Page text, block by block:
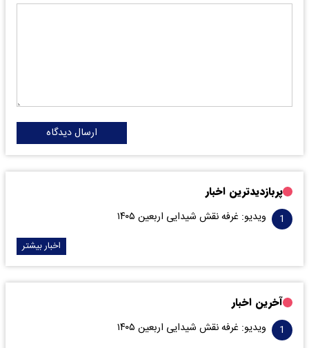
ارسال دیدگاه
پربازدیدترین اخبار
ویدیو: غرفه نقش شیدایی اربعین ۱۴۰۵
اخبار بیشتر
آخرین اخبار
ویدیو: غرفه نقش شیدایی اربعین ۱۴۰۵